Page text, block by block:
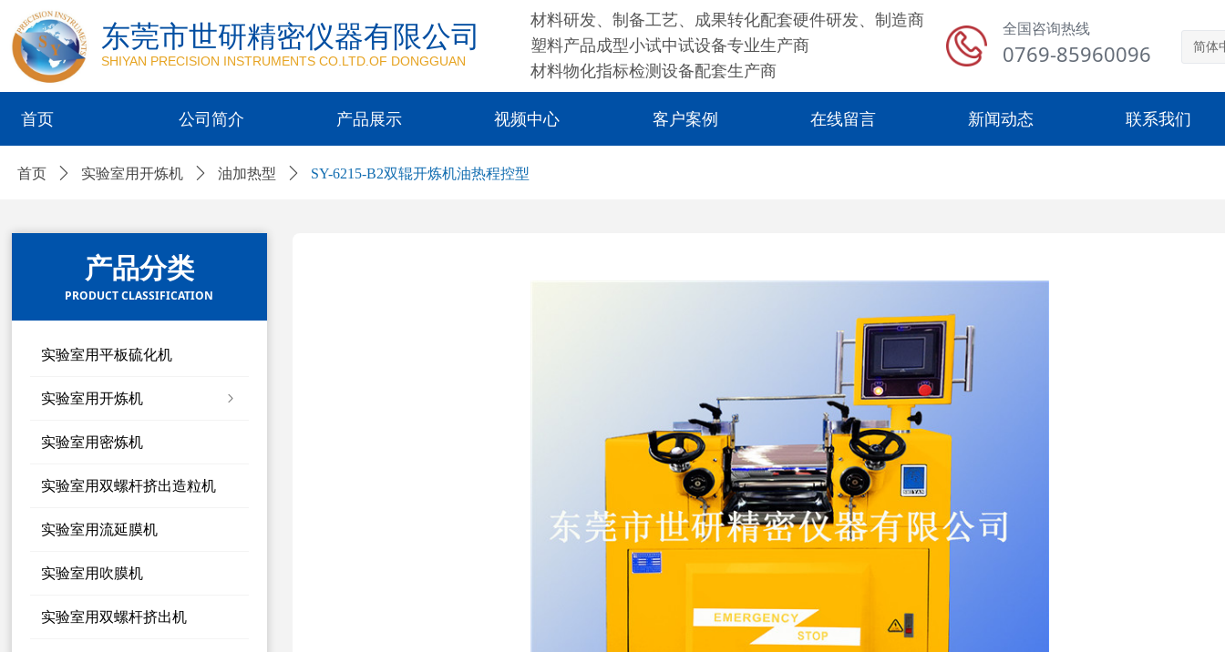
东莞市世研精密仪器有限公司
SHIYAN PRECISION INSTRUMENTS CO.LTD.OF DONGGUAN
首页 公司简介 产品展示 视频中心 客户案例 在线留言 新闻动态 联系我们
全国咨询热线
0769-85960096
材料研发、制备工艺、成果转化配套硬件研发、制造商
塑料产品成型小试中试设备专业生产商
材料物化指标检测设备配套生产商
简体
首页 ꄲ 实验室用开炼机 ꄲ 油加热型 ꄲ SY-6215-B2双辊开炼机油热程控型
实验室用平板硫化机
ꁇ
实验室用开炼机
实验室用密炼机
实验室用双螺杆挤出造粒机
实验室用流延膜机
实验室用吹膜机
实验室用双螺杆挤出机
产品分类
PRODUCT CLASSIFICATION